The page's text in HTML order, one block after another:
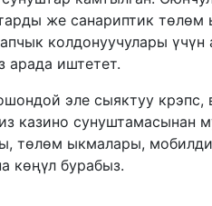
же санариптик төлөм
колдонуучулары үчүн
арада иштетет.
эле сыяктуу крэпс,
казино сунуштамасынан
төлөм ыкмалары,
көңүл бурабыз.